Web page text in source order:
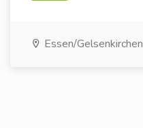
Essen/Gelsenkirchen